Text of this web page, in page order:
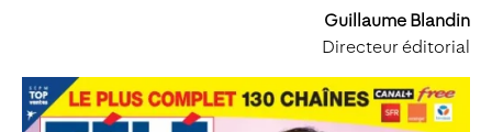
Guillaume Blandin
Directeur éditorial